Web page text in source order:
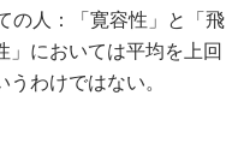
の人：「寛容性」と「飛
」においては平均を上回
わけではない。